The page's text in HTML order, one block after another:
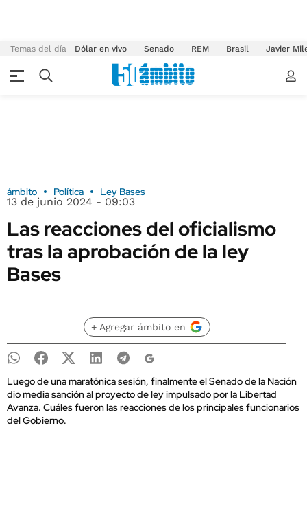
Temas del día Dólar en vivo Senado REM Brasil Javier
ámbito Política Ley Bases
13 de junio 2024 - 09:03
Las reacciones del oficialismo
tras la aprobación de la ley
Bases
+ Agregar ámbito en
Luego de una maratónica sesión, finalmente el Senado de la Nación
dio media sanción al proyecto de ley impulsado por la Libertad
Avanza. Cuáles fueron las reacciones de los principales funcionarios
del Gobierno.